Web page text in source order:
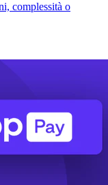
complessità o